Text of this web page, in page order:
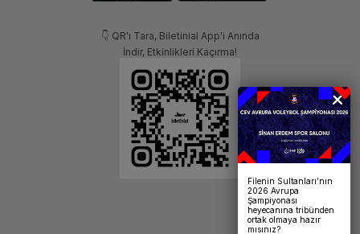
👇 QR'ı Tara, Biletinial App'i Anında
İndir, Etkinlikleri Kaçırma!
Filenin Sultanları’nın
2026 Avrupa
Şampiyonası
heyecanına tribünden
ortak olmaya hazır
mısınız?